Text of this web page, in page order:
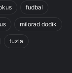
fudbal
milorad dodik
tuzla